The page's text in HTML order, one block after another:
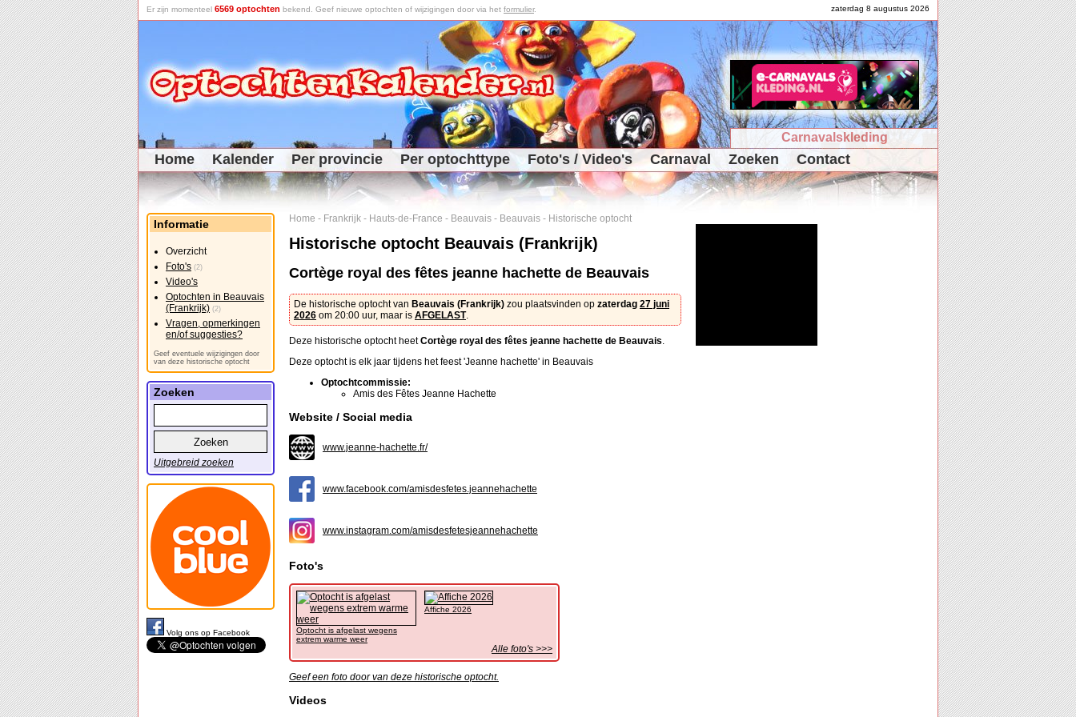
zaterdag 8 augustus 2026
Er zijn momenteel 6569 optochten bekend. Geef nieuwe optochten of wijzigingen door via het formulier.
Carnavalskleding
Home Kalender Per provincie Per optochttype Foto's / Video's Carnaval Zoeken Contact
Home - Frankrijk - Hauts-de-France - Beauvais - Beauvais - Historische optocht
Historische optocht Beauvais (Frankrijk)
Cortège royal des fêtes jeanne hachette de Beauvais
De historische optocht van Beauvais (Frankrijk) zou plaatsvinden op zaterdag 27 juni
2026 om 20:00 uur, maar is AFGELAST.
Deze historische optocht heetCortège royal des fêtes jeanne hachette de Beauvais.
Deze optocht is elk jaar tijdens het feest 'Jeanne hachette' in Beauvais
Optochtcommissie:
Amis des Fêtes Jeanne Hachette
Website / Social media
www.jeanne-hachette.fr/
www.facebook.com/amisdesfetes.jeannehachette
www.instagram.com/amisdesfetesjeannehachette
Foto's
Optocht is afgelast wegens
extrem warme weer
Affiche 2026
Alle foto's >>>
Geef een foto door van deze historische optocht.
Videos
Informatie
Overzicht
Foto's (2)
Video's
Optochten in Beauvais
(Frankrijk) (2)
Vragen, opmerkingen
en/of suggesties?
Geef eventuele wijzigingen door
van deze historische optocht
Zoeken
Uitgebreid zoeken
Volg ons op Facebook